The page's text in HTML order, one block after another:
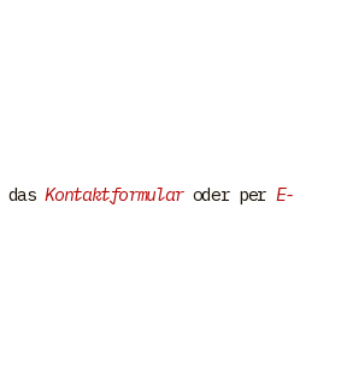
dasKontaktformularoder per E-